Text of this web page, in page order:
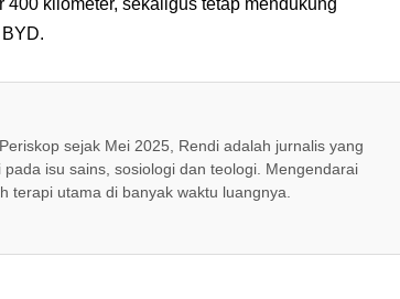
kilometer, sekaligus tetap mendukung
sejak Mei 2025, Rendi adalah jurnalis yang
pada isu sains, sosiologi dan teologi. Mengendarai
terapi utama di banyak waktu luangnya.